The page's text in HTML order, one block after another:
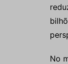
No